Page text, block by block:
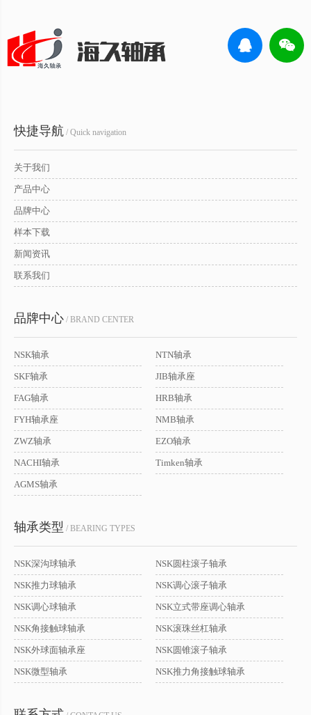
快捷导航 / Quick navigation
关于我们
产品中心
品牌中心
样本下载
新闻资讯
联系我们
品牌中心 / BRAND CENTER
NSK轴承 NTN轴承
SKF轴承 JIB轴承座
FAG轴承 HRB轴承
FYH轴承座 NMB轴承
ZWZ轴承 EZO轴承
NACHI轴承 Timken轴承
AGMS轴承
轴承类型 / BEARING TYPES
NSK深沟球轴承 NSK圆柱滚子轴承
NSK推力球轴承 NSK调心滚子轴承
NSK调心球轴承 NSK立式带座调心轴承
NSK角接触球轴承 NSK滚珠丝杠轴承
NSK外球面轴承座 NSK圆锥滚子轴承
NSK微型轴承 NSK推力角接触球轴承